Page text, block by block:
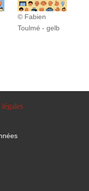
© Fabien
Toulmé - gelb